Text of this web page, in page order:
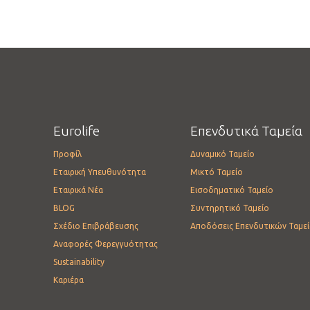
Eurolife
Προφίλ
Εταιρική Υπευθυνότητα
Εταιρικά Νέα
BLOG
Σχέδιο Επιβράβευσης
Αναφορές Φερεγγυότητας
Sustainability
Καριέρα
Επενδυτικά Ταμεία
Δυναμικό Ταμείο
Μικτό Ταμείο
Εισοδηματικό Ταμείο
Συντηρητικό Ταμείο
Αποδόσεις Επενδυτικών